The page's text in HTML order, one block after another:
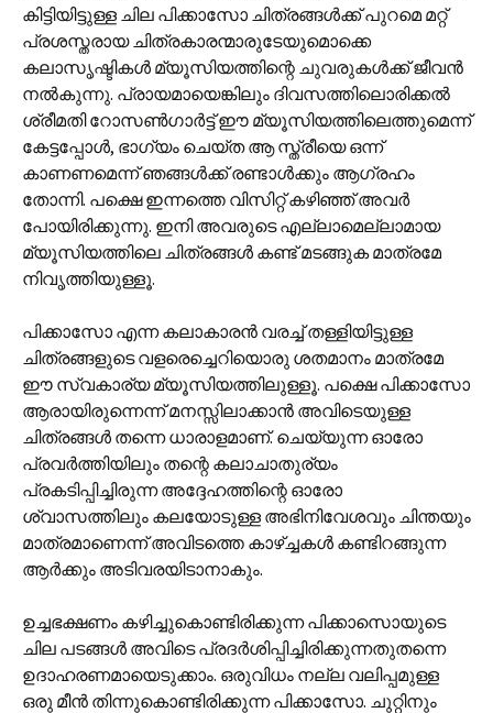
കിട്ടിയിട്ടുള്ള ചില പിക്കാസോ ചിത്രങ്ങള്‍ക്ക് പുറമെ മറ്റ്
പ്രശസ്തരായ ചിത്രകാരന്മാരുടേയുമൊക്കെ
കലാസൃഷ്ടികള്‍ മ്യൂസിയത്തിന്റെ ചുവരുകള്‍ക്ക് ജീവന്‍
നല്‍കുന്നു. പ്രായമായെങ്കിലും ദിവസത്തിലൊരിക്കല്‍
ശ്രീമതി റോസണ്‍ഗാര്‍ട്ട് ഈ മ്യൂസിയത്തിലെത്തുമെന്ന്
കേട്ടപ്പോള്‍, ഭാഗ്യം ചെയ്ത ആ സ്ത്രീയെ ഒന്ന്
കാണണമെന്ന് ഞങ്ങള്‍ക്ക് രണ്ടാള്‍ക്കും ആഗ്രഹം
തോന്നി. പക്ഷെ ഇന്നത്തെ വിസിറ്റ് കഴിഞ്ഞ് അവര്‍
പോയിരിക്കുന്നു. ഇനി അവരുടെ എല്ലാമെല്ലാമായ
മ്യൂസിയത്തിലെ ചിത്രങ്ങള്‍ കണ്ട് മടങ്ങുക മാത്രമേ
നിവൃത്തിയുള്ളൂ.
പിക്കാസോ എന്ന കലാകാരന്‍ വര‍ച്ച് തള്ളിയിട്ടുള്ള
ചിത്രങ്ങളുടെ വളരെച്ചെറിയൊരു ശതമാനം മാത്രമേ
ഈ സ്വകാര്യ മ്യൂസിയത്തിലുള്ളൂ. പക്ഷെ പിക്കാസോ
ആരായിരുന്നെന്ന് മനസ്സിലാക്കാന്‍ അവിടെയുള്ള
ചിത്രങ്ങള്‍ തന്നെ ധാരാളമാണ്. ചെയ്യുന്ന ഓരോ
പ്രവര്‍ത്തിയിലും തന്റെ കലാചാതുര്യം
പ്രകടിപ്പിച്ചിരുന്ന അദ്ദേഹത്തിന്റെ ഓരോ
ശ്വാസത്തിലും കലയോടുള്ള അഭിനിവേശവും ചിന്തയും
മാത്രമാണെന്ന് അവിടത്തെ കാഴ്ച്ചകള്‍ കണ്ടിറങ്ങുന്ന
ആര്‍ക്കും അടിവരയിടാനാകും.
ഉച്ചഭക്ഷണം കഴിച്ചുകൊണ്ടിരിക്കുന്ന പിക്കാസൊയുടെ
ചില പടങ്ങള്‍ അവിടെ പ്രദര്‍ശിപ്പിച്ചിരിക്കുന്നതുതന്നെ
ഉദാഹരണമായെടുക്കാം. ഒരുവിധം നല്ല വലിപ്പമുള്ള
ഒരു മീന്‍ തിന്നുകൊണ്ടിരിക്കുന്ന പിക്കാസോ. ചുറ്റിനും